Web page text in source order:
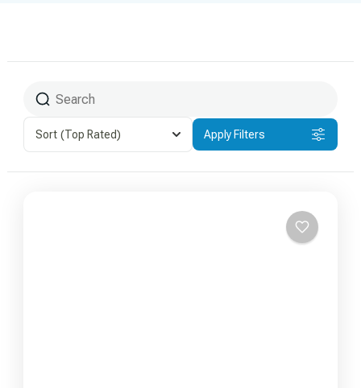
Sort (Top Rated) Apply Filters